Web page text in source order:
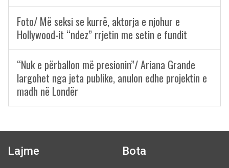
Foto/ Më seksi se kurrë, aktorja e njohur e
Hollywood-it “ndez” rrjetin me setin e fundit
“Nuk e përballon më presionin”/ Ariana Grande
largohet nga jeta publike, anulon edhe projektin e
madh në Londër
Lajme Bota